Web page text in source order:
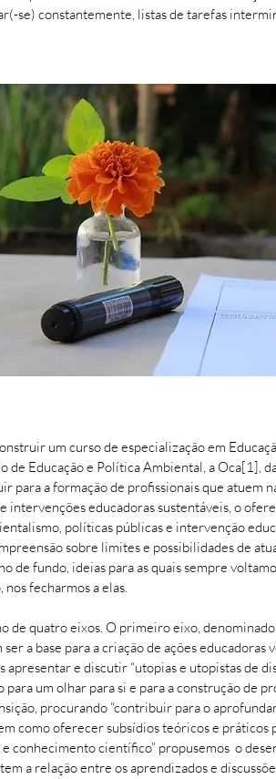
se) constantemente, listas de tarefas
um curso de especialização em
de Educação e Política Ambiental, a Oca[1],
para a formação de profissionais que atuem
educadoras sustentáveis, o
políticas públicas e intervenção
sobre limites e possibilidades de
de fundo, ideias para as quais sempre
fecharmos a elas.
de quatro eixos. O primeiro eixo,
a base para a criação de ações
e discutir “utopias e utopistas de
um olhar para si e para a construção de
procurando “contribuir para o
como oferecer subsídios teóricos e práticos
conhecimento científico” propusemos o
a relação entre os aprendizados e